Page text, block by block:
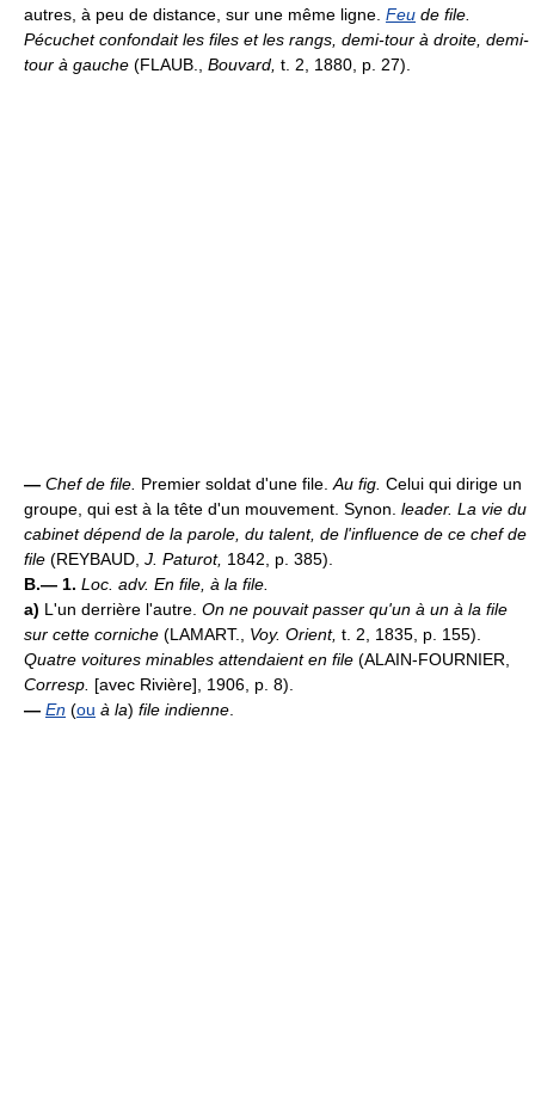
autres, à peu de distance, sur une même ligne. Feu de file.
Pécuchet confondait les files et les rangs, demi-tour à droite, demi-
tour à gauche (FLAUB., Bouvard, t. 2, 1880, p. 27).
— Chef de file. Premier soldat d'une file. Au fig. Celui qui dirige un
groupe, qui est à la tête d'un mouvement. Synon. leader. La vie du
cabinet dépend de la parole, du talent, de l'influence de ce chef de
file (REYBAUD, J. Paturot, 1842, p. 385).
B.— 1. Loc. adv. En file, à la file.
a) L'un derrière l'autre. On ne pouvait passer qu'un à un à la file
sur cette corniche (LAMART., Voy. Orient, t. 2, 1835, p. 155).
Quatre voitures minables attendaient en file (ALAIN-FOURNIER,
Corresp. [avec Rivière], 1906, p. 8).
— En (ou à la) file indienne